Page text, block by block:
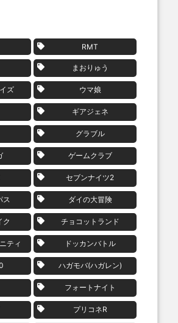
RMT
まおりゅう
ズ ウマ娘
ギアジェネ
グラブル
ゲームクラブ
セブンナイツ2
ス ダイの大冒険
ク チョコットランド
ティ ドッカンバトル
ハガモバ(ハガレン)
フォートナイト
プリコネR